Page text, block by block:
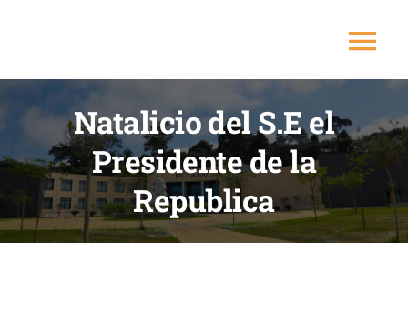
LA UNIVERSIDAD
FORMACIÓN
ADMISIÓN
Natalicio del S.E el
Presidente de la
Republica